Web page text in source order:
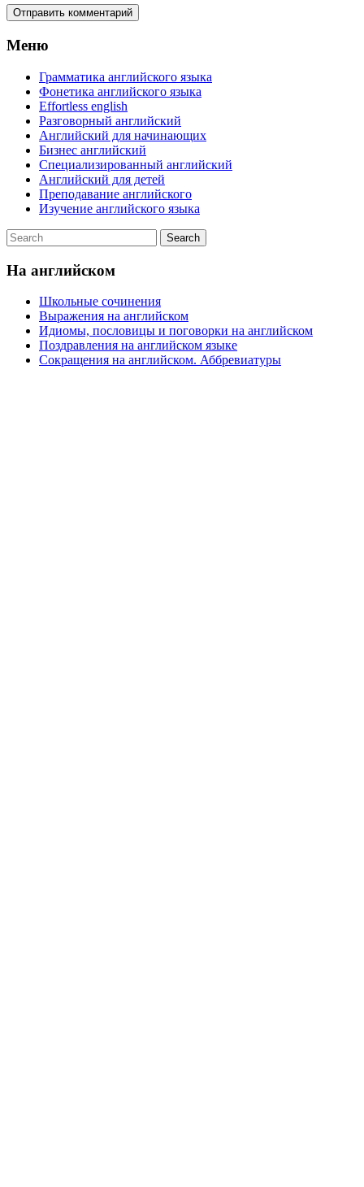
Меню
Грамматика английского языка
Фонетика английского языка
Effortless english
Разговорный английский
Английский для начинающих
Бизнес английский
Специализированный английский
Английский для детей
Преподавание английского
Изучение английского языка
На английском
Школьные сочинения
Выражения на английском
Идиомы, пословицы и поговорки на английском
Поздравления на английском языке
Сокращения на английском. Аббревиатуры